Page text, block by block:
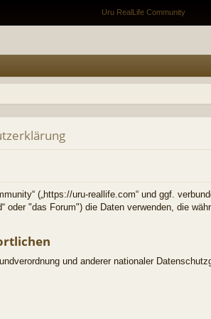
(„https://uru-reallife.com“ und ggf.
oder "das Forum") die Daten verwenden, die
und anderer nationaler